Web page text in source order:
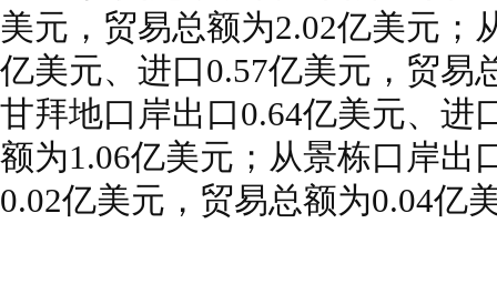
美元，贸易总额为2.02亿美元；
亿美元、进口0.57亿美元，贸易
甘拜地口岸出口0.64亿美元、进
额为1.06亿美元；从景栋口岸出
0.02亿美元，贸易总额为0.04亿